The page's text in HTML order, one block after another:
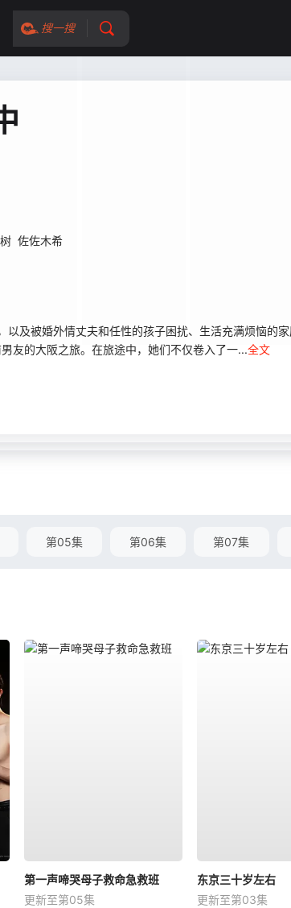
搜一搜
佐佐木希
及被婚外情丈夫和任性的孩子困扰、生活充满烦恼的
友的大阪之旅。在旅途中，她们不仅卷入了一...全文
第05集 第06集 第07集
第一声啼哭母子救命急救班
更新至第05集
东京三十岁左右
更新至第03集